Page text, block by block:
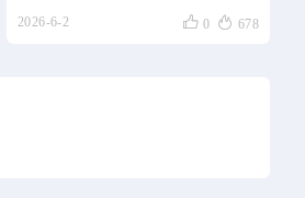
2026-6-2  0  678